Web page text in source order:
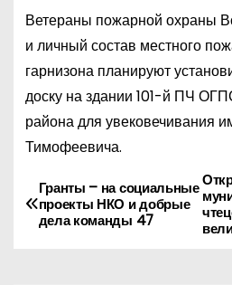
Ветераны пожарной охраны
и личный состав местного
гарнизона планируют
доску на здании 101-й ПЧ
района для увековечивания
Тимофеевича.
Н
а
Гранты – на социальные
проекты НКО и добрые
дела команды 47